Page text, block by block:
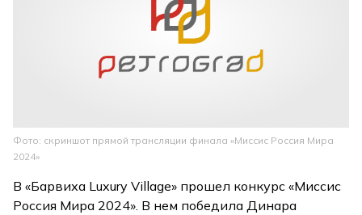
Фото: скриншот прямой трансляции финала «Миссис Россия Мира
2024»
В «Барвиха Luxury Village» прошел конкурс «Миссис
Россия Мира 2024». В нем победила Динара